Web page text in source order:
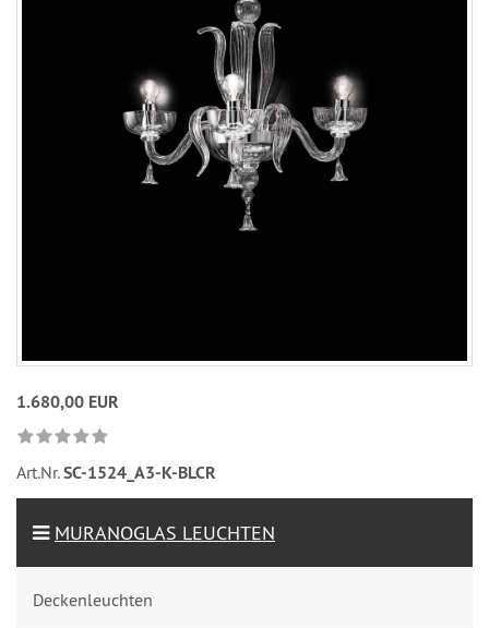
1.680,00 EUR
Art.Nr.SC-1524_A3-K-BLCR
MURANOGLAS LEUCHTEN
Deckenleuchten